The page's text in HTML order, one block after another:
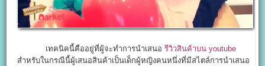
เทคนิคนี้คืออยู่ที่ผู้จะทำการนำเสนอรีวิวสินค้าบน youtube
สำหรับในกรณีนี้ผู้เสนอสินค้าเป็นเด็กผู้หญิงคนหนึ่งที่มีสไตล์การนำเสนอ